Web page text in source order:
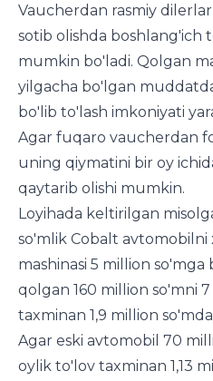
Vaucherdan rasmiy
sotib olishda boshlang'ich
mumkin bo'ladi. Qolgan
yilgacha bo'lgan
bo'lib to'lash imkoniyati
Agar fuqaro vaucherdan
uning qiymatini bir oy
qaytarib olishi mumkin.
Loyihada keltirilgan
so'mlik Cobalt avtomobilni
mashinasi 5 million
qolgan 160 million so'mni
taxminan 1,9 million
Agar eski avtomobil 70
oylik to'lov taxminan 1,13